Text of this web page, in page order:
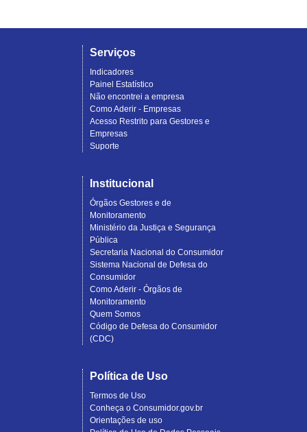
Serviços
Indicadores
Painel Estatístico
Não encontrei a empresa
Como Aderir - Empresas
Acesso Restrito para Gestores e
Empresas
Suporte
Institucional
Órgãos Gestores e de
Monitoramento
Ministério da Justiça e Segurança
Pública
Secretaria Nacional do Consumidor
Sistema Nacional de Defesa do
Consumidor
Como Aderir - Órgãos de
Monitoramento
Quem Somos
Código de Defesa do Consumidor
(CDC)
Política de Uso
Termos de Uso
Conheça o Consumidor.gov.br
Orientações de uso